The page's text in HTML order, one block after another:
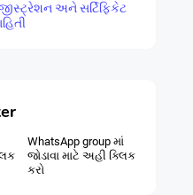
અને સર્ટિફિકેટ
WhatsApp group માં
જોડાવા માટે અહી ક્લિક
કરો